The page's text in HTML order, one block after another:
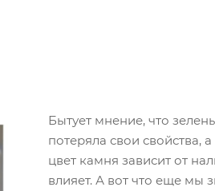
Бытует мнение, что
потеряла свои свойства,
цвет камня зависит от
влияет. А вот что еще мы